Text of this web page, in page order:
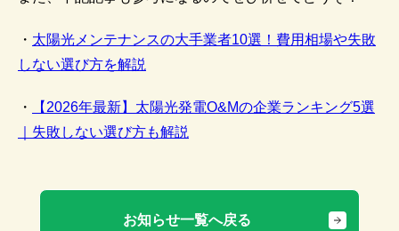
・ 太陽光メンテナンスの大手業者10選！費用相場や失敗
しない選び方を解説
・
【2026年最新】太陽光発電O&Mの企業ランキング5選
｜失敗しない選び方も解説
お知らせ一覧へ戻る